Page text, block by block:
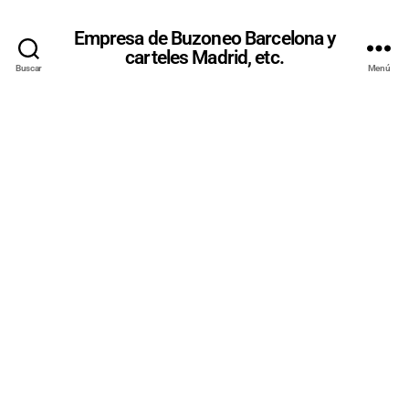
Buscar
Empresa de Buzoneo Barcelona y
carteles Madrid, etc.
Menú